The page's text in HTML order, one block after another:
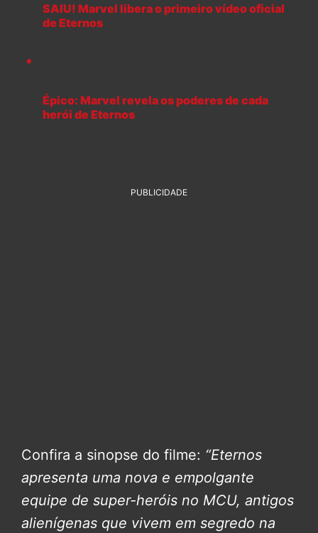
SAIU! Marvel libera o primeiro vídeo oficial
de Eternos
Épico: Marvel revela os poderes de cada
herói de Eternos
PUBLICIDADE
Confira a sinopse do filme: “Eternos
apresenta uma nova e empolgante
equipe de super-heróis no MCU, antigos
alienígenas que vivem em segredo na